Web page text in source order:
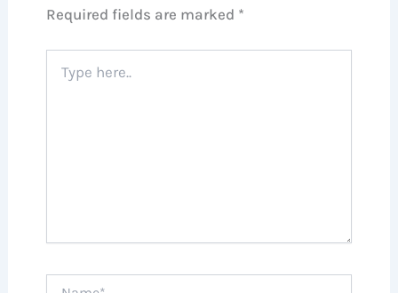
Required fields are marked *
here..